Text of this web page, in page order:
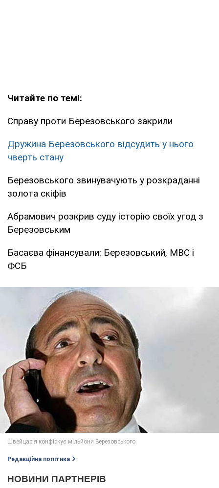
Читайте по темі:
Справу проти Березовського закрили
Дружина Березовського відсудить у нього
чверть стану
Березовського звинувачують у розкраданні
золота скіфів
Абрамович розкрив суду історію своїх угод з
Березовським
Басаєва фінансували: Березовський, МВС і
ФСБ
Редакційна політика